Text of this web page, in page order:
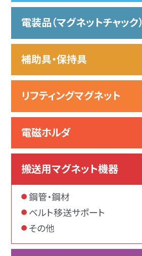
電装品（マグネットチャック）
補助具・保持具
リフティングマグネット
電磁ホルダ
搬送用マグネット機器
鋼管・鋼材
ベルト移送サポート
その他